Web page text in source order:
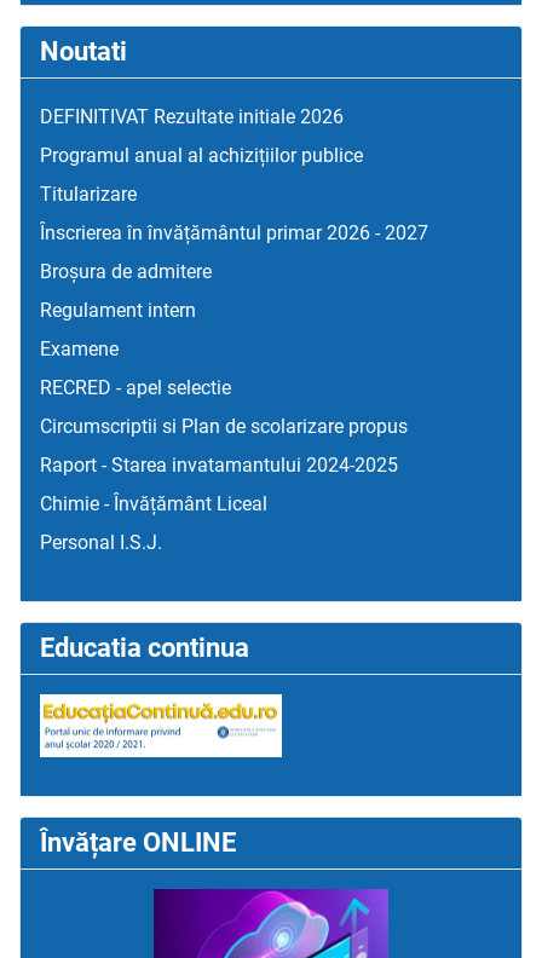
Noutati
DEFINITIVAT Rezultate initiale 2026
Programul anual al achizițiilor publice
Titularizare
Înscrierea în învățământul primar 2026 - 2027
Broșura de admitere
Regulament intern
Examene
RECRED - apel selectie
Circumscriptii si Plan de scolarizare propus
Raport - Starea invatamantului 2024-2025
Chimie - Învățământ Liceal
Personal I.S.J.
Educatia continua
Învățare ONLINE